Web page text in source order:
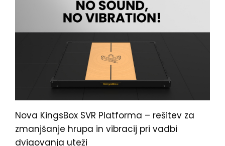
Nova KingsBox SVR Platforma – rešitev za
zmanjšanje hrupa in vibracij pri vadbi
dvigovanja uteži